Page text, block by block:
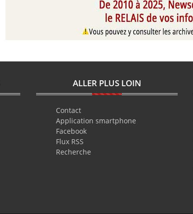
ALLER PLUS LOIN
Contact
Application smartphone
Facebook
Flux RSS
Recherche